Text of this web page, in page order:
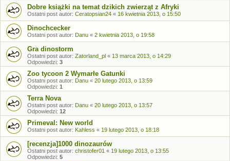
Dobre książki na temat dzikich zwierząt z Afryki
Ostatni post autor: Ceratopsian24 « 16 kwietnia 2013, o 15:50
Dinochcecker
Ostatni post autor: Danu « 2 kwietnia 2013, o 19:58
Gra dinostorm
Ostatni post autor: Zatorland_pl « 13 marca 2013, o 14:29
Odpowiedzi: 3
Zoo tycoon 2 Wymarłe Gatunki
Ostatni post autor: Danu « 20 lutego 2013, o 13:59
Odpowiedzi: 1
Terra Nova
Ostatni post autor: Danu « 20 lutego 2013, o 13:57
Odpowiedzi: 12
Primeval: New world
Ostatni post autor: Kahless « 19 lutego 2013, o 18:18
[recenzja]1000 dinozaurów
Ostatni post autor: christofer01 « 19 lutego 2013, o 13:55
Odpowiedzi: 5